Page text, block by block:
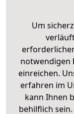
Um
notwendigen
einreichen.
erfahren im
kann Ihnen
behilflich